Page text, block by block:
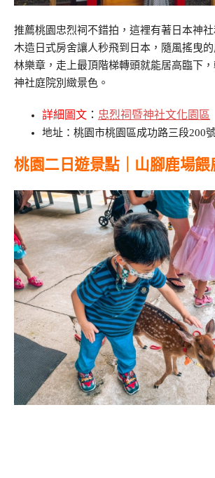
推薦桃園忠烈祠不錯拍，這裡有著日本神
木造日式房舍讓人秒飛到日本，隨風搖曳
林樂章，走上最頂階梯轉頭就能居高臨下
神社庭院別緻景色。
詳細圖文 ： 忠烈祠暨神社文化園區
地址：桃園市桃園區成功路三段200
桃園二日遊景點｜山腳鹿場餵